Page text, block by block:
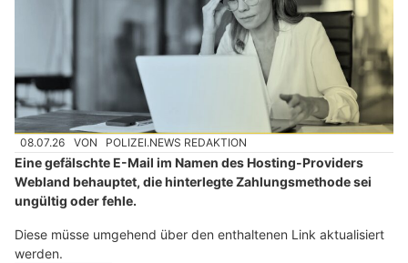
08.07.26 VON POLIZEI.NEWS REDAKTION
Eine gefälschte E-Mail im Namen des Hosting-Providers
Webland behauptet, die hinterlegte Zahlungsmethode sei
ungültig oder fehle.
Diese müsse umgehend über den enthaltenen Link aktualisiert
werden.